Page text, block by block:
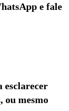
e fale
esclarecer
ou mesmo